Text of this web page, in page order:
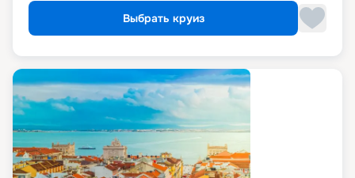
Выбрать круиз